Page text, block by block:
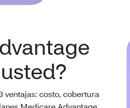
ventajas: costo, cobertura